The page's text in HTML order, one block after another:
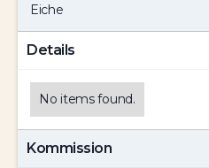
Eiche
Details
No items found.
Kommission